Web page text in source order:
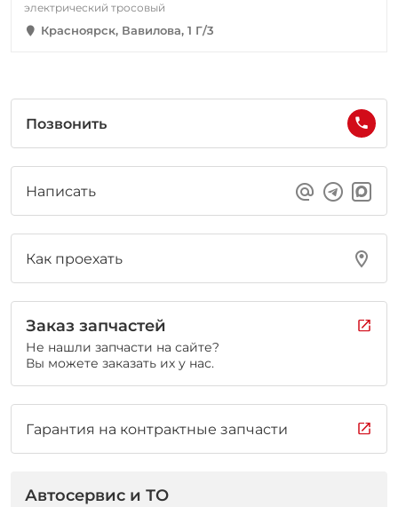
электрический тросовый
Красноярск, Вавилова, 1 Г/3
Позвонить
Написать
Как проехать
Заказ запчастей
Не нашли запчасти на сайте?
Вы можете заказать их у нас.
Гарантия на контрактные запчасти
Автосервис и ТО